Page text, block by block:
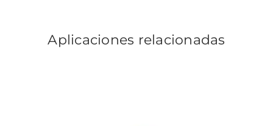
Aplicaciones relacionadas